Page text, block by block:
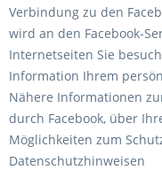
Verbindung zu den
wird an den Facebook-
Internetseiten Sie
Information Ihrem
Nähere Informationen
durch Facebook, über
Möglichkeiten zum
Datenschutzhinweisen